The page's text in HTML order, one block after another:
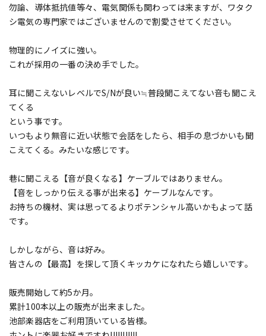
勿論、導体抵抗値等々、電気関係も関わっては来ますが、ワタク
シ電気の専門家ではございませんので割愛させてください。
物理的にノイズに強い。
これが採用の一番の決め手でした。
耳に聞こえないレベルでS/Nが良い≒普段聞こえてない音も聞こえ
てくる
という事です。
いつもより無音に近い状態で会話をしたら、相手の息づかいも聞
こえてくる。みたいな感じです。
巷に聞こえる【音が良くなる】ケーブルではありません。
【音をしっかり伝える事が出来る】ケーブルなんです。
お持ちの機材、実は思ってるよりポテンシャル高いかもよって話
です。
しかしながら、音は好み。
皆さんの【最高】を探して頂くキッカケになれたら嬉しいです。
販売開始して約5か月。
累計100本以上の販売が出来ました。
池部楽器店をご利用頂いている皆様。